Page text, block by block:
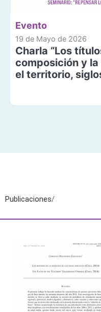
Evento
19 de Mayo de 2026
Charla “Los
composición y
el territorio,
Publicaciones/